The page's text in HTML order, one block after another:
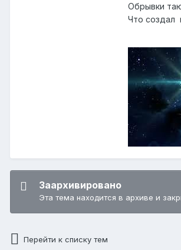
Обрывки
Что создал
Заархивировано
Эта тема находится в архиве и
Перейти к списку тем